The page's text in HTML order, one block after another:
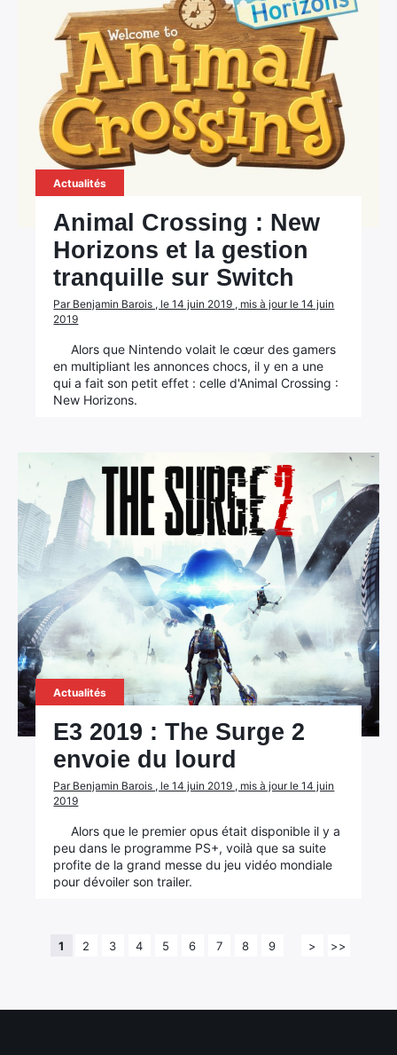
Actualités
Animal Crossing : New
Horizons et la gestion
tranquille sur Switch
Par Benjamin Barois , le 14 juin 2019 , mis à jour le 14 juin
2019
Alors que Nintendo volait le cœur des gamers
en multipliant les annonces chocs, il y en a une
qui a fait son petit effet : celle d'Animal Crossing :
New Horizons.
Actualités
E3 2019 : The Surge 2
envoie du lourd
Par Benjamin Barois , le 14 juin 2019 , mis à jour le 14 juin
2019
Alors que le premier opus était disponible il y a
peu dans le programme PS+, voilà que sa suite
profite de la grand messe du jeu vidéo mondiale
pour dévoiler son trailer.
1 2 3 4 5 6 7 8 9 > >>